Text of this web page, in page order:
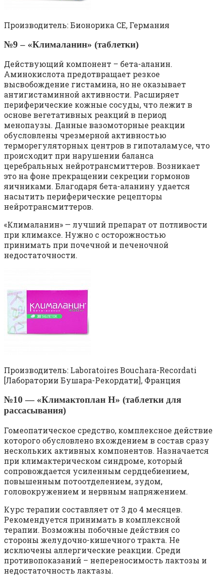
Производитель: Бионорика CE, Германия
№9 – «Клималанин» (таблетки)
Действующий компонент – бета-аланин.
Аминокислота предотвращает резкое
высвобождение гистамина, но не оказывает
антигистаминной активности. Расширяет
периферические кожные сосуды, что лежит в
основе вегетативных реакций в период
менопаузы. Данные вазомоторные реакции
обусловлены чрезмерной активностью
терморегуляторных центров в гипоталамусе, что
происходит при нарушении баланса
церебральных нейротрансмиттеров. Возникает
это на фоне прекращении секреции гормонов
яичниками. Благодаря бета-аланину удается
насытить периферические рецепторы
нейротрансмиттеров.
«Клималанин» — лучший препарат от потливости
при климаксе. Нужно с осторожностью
принимать при почечной и печеночной
недостаточности.
Производитель: Laboratoires Bouchara-Recordati
[Лаборатории Бушара-Рекордати], Франция
№10 — «Климактоплан Н» (таблетки для
рассасывания)
Гомеопатическое средство, комплексное действие
которого обусловлено вхождением в состав сразу
нескольких активных компонентов. Назначается
при климактерическом синдроме, который
сопровождается усиленным сердцебиением,
повышенным потоотделением, зудом,
головокружением и нервным напряжением.
Курс терапии составляет от 3 до 4 месяцев.
Рекомендуется принимать в комплексной
терапии. Возможны побочные действия со
стороны желудочно-кишечного тракта. Не
исключены аллергические реакции. Среди
противопоказаний – непереносимость лактозы и
недостаточность лактазы.